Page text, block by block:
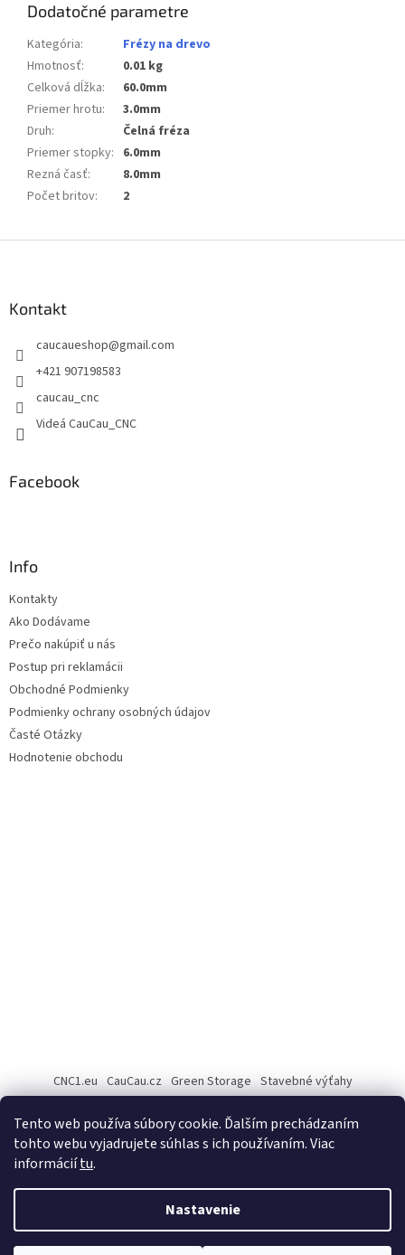
Tento web používa súbory cookie. Ďalším prechádzaním
tohto webu vyjadrujete súhlas s ich používaním. Viac
informáciítu.
Nastavenie
Dodatočné parametre
Kategória:
Frézy na drevo
Hmotnosť:
0.01 kg
Celková dĺžka:
60.0mm
Priemer hrotu:
3.0mm
Druh:
Čelná fréza
Priemer stopky: 6.0mm
Rezná časť:
8.0mm
Počet britov: 2
Kontakt
caucaueshop@gmail.com
+421 907198583
caucau_cnc
Videá CauCau_CNC
Facebook
Info
Kontakty
Ako Dodávame
Prečo nakúpiť u nás
Postup pri reklamácii
Obchodné Podmienky
Podmienky ochrany osobných údajov
Časté Otázky
Hodnotenie obchodu
CNC1.eu CauCau.cz Green Storage Stavebné výťahy
Rezanie Fiber laserom